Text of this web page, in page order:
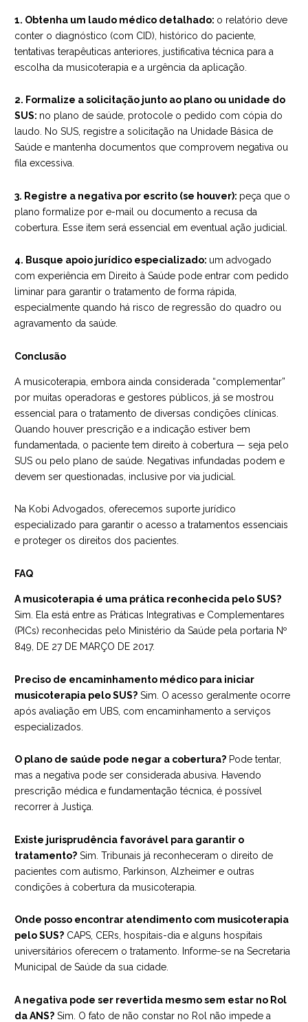
1. Obtenha um laudo médico detalhado: o relatório deve
conter o diagnóstico (com CID), histórico do paciente,
tentativas terapêuticas anteriores, justificativa técnica para a
escolha da musicoterapia e a urgência da aplicação.
2. Formalize a solicitação junto ao plano ou unidade do
SUS: no plano de saúde, protocole o pedido com cópia do
laudo. No SUS, registre a solicitação na Unidade Básica de
Saúde e mantenha documentos que comprovem negativa ou
fila excessiva.
3. Registre a negativa por escrito (se houver): peça que o
plano formalize por e-mail ou documento a recusa da
cobertura. Esse item será essencial em eventual ação judicial.
4. Busque apoio jurídico especializado: um advogado
com experiência em Direito à Saúde pode entrar com pedido
liminar para garantir o tratamento de forma rápida,
especialmente quando há risco de regressão do quadro ou
agravamento da saúde.
Conclusão
A musicoterapia, embora ainda considerada “complementar”
por muitas operadoras e gestores públicos, já se mostrou
essencial para o tratamento de diversas condições clínicas.
Quando houver prescrição e a indicação estiver bem
fundamentada, o paciente tem direito à cobertura — seja pelo
SUS ou pelo plano de saúde. Negativas infundadas podem e
devem ser questionadas, inclusive por via judicial.
Na Kobi Advogados, oferecemos suporte jurídico
especializado para garantir o acesso a tratamentos essenciais
e proteger os direitos dos pacientes.
FAQ
A musicoterapia é uma prática reconhecida pelo SUS?
Sim. Ela está entre as Práticas Integrativas e Complementares
(PICs) reconhecidas pelo Ministério da Saúde pela portaria Nº
849, DE 27 DE MARÇO DE 2017.
Preciso de encaminhamento médico para iniciar
musicoterapia pelo SUS? Sim. O acesso geralmente ocorre
após avaliação em UBS, com encaminhamento a serviços
especializados.
O plano de saúde pode negar a cobertura? Pode tentar,
mas a negativa pode ser considerada abusiva. Havendo
prescrição médica e fundamentação técnica, é possível
recorrer à Justiça.
Existe jurisprudência favorável para garantir o
tratamento? Sim. Tribunais já reconheceram o direito de
pacientes com autismo, Parkinson, Alzheimer e outras
condições à cobertura da musicoterapia.
Onde posso encontrar atendimento com musicoterapia
pelo SUS? CAPS, CERs, hospitais-dia e alguns hospitais
universitários oferecem o tratamento. Informe-se na Secretaria
Municipal de Saúde da sua cidade.
A negativa pode ser revertida mesmo sem estar no Rol
da ANS? Sim. O fato de não constar no Rol não impede a